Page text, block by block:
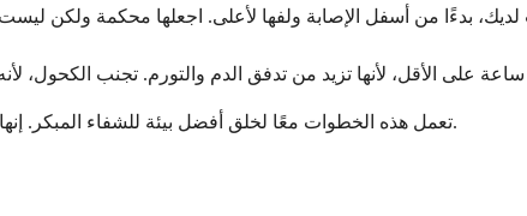
لديك، بدءًا من أسفل الإصابة ولفها لأعلى. اجعلها محكمة ولكن
تعمل هذه الخطوات معًا لخلق أفضل بيئة للشفاء المبكر. إنها تمنح جسمك وقتًا لتحقيق الاستقرار في الإصابة مع الحفاظ على الالتهاب تحت السيطرة.